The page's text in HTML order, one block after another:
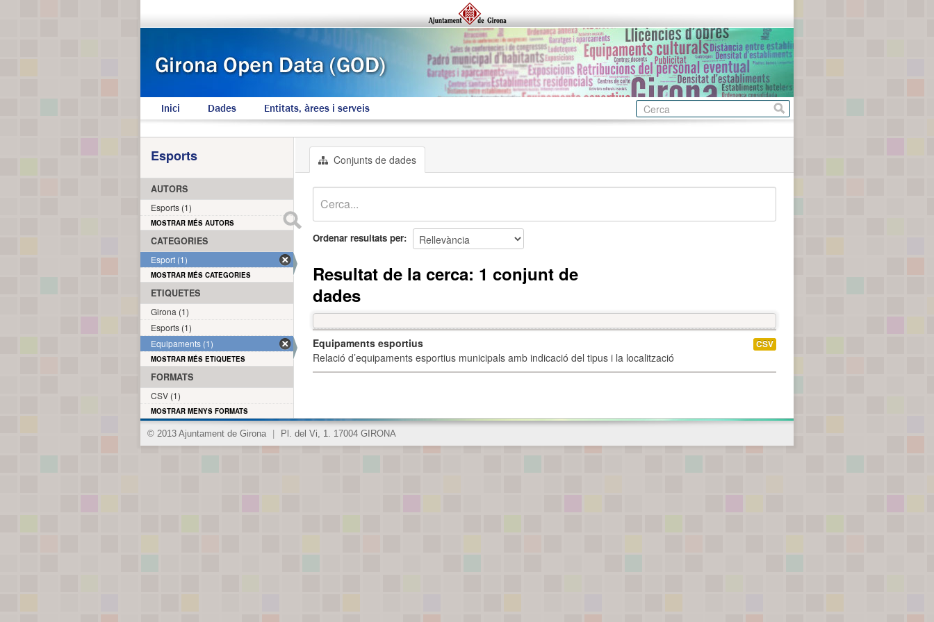
Inici Dades Entitats, àrees i serveis
Conjunts de dades
Ordenar resultats per
Resultat de la cerca: 1 conjunt de
dades
Equipaments esportius
Relació d’equipaments esportius municipals amb indicació del tipus i la localització
CSV
Esports
AUTORS
Esports (1)
MOSTRAR MÉS AUTORS
CATEGORIES
Esport (1)
MOSTRAR MÉS CATEGORIES
ETIQUETES
Girona (1)
Esports (1)
Equipaments (1)
MOSTRAR MÉS ETIQUETES
FORMATS
CSV (1)
MOSTRAR MENYS FORMATS
© 2013 Ajuntament de Girona Pl. del Vi, 1. 17004 GIRONA